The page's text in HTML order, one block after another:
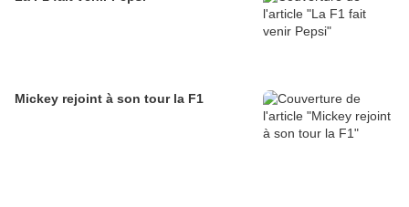
Mickey rejoint à son tour la F1